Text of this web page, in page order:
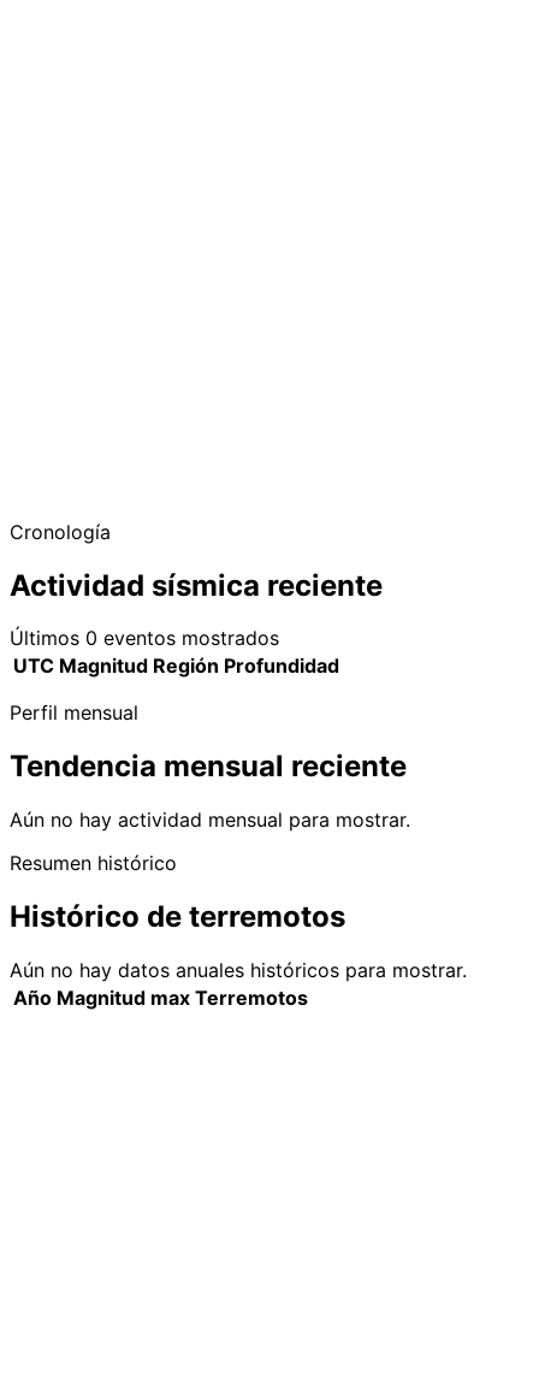
Cronología
Actividad sísmica reciente
Últimos 0 eventos mostrados
UTC Magnitud Región Profundidad
Perfil mensual
Tendencia mensual reciente
Aún no hay actividad mensual para mostrar.
Resumen histórico
Histórico de terremotos
Aún no hay datos anuales históricos para mostrar.
Año Magnitud max Terremotos